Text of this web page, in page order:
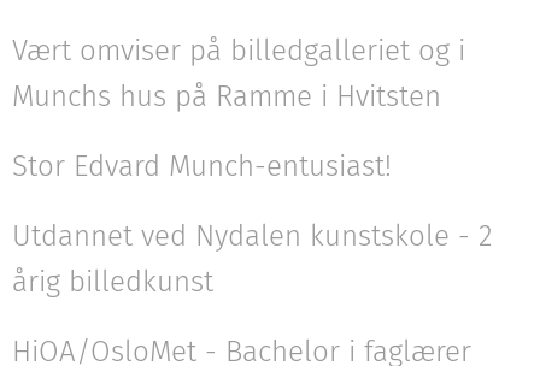
Vært omviser på billedgalleriet og i
Munchs hus på Ramme i Hvitsten
Stor Edvard Munch-entusiast!
Utdannet ved Nydalen kunstskole - 2
årig billedkunst
HiOA/OsloMet - Bachelor i faglærer